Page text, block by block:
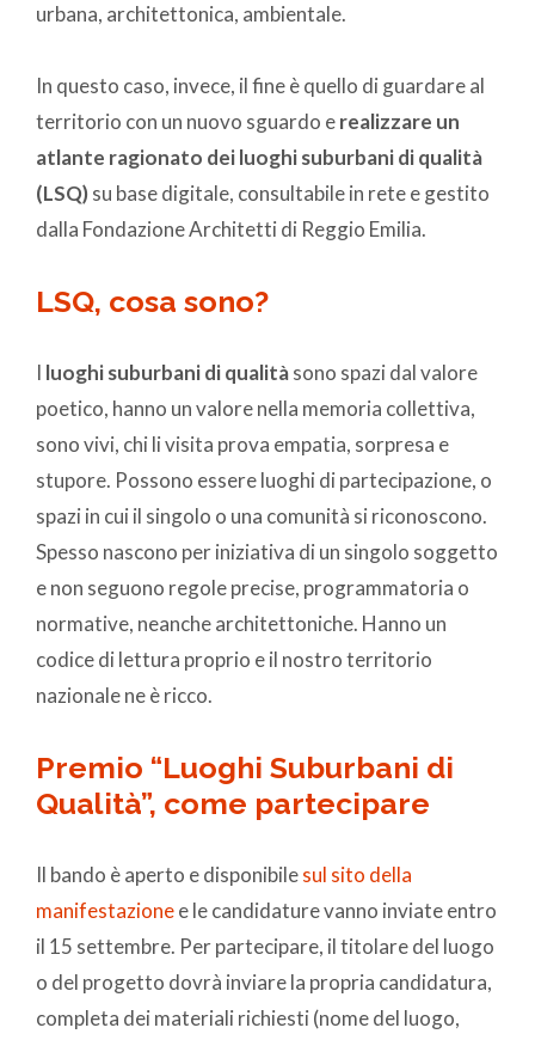
urbana, architettonica, ambientale.
In questo caso, invece, il fine è quello di guardare al
territorio con un nuovo sguardo erealizzare un
atlante ragionato dei luoghi suburbani di qualità
(LSQ)su base digitale, consultabile in rete e gestito
dalla Fondazione Architetti di Reggio Emilia.
LSQ, cosa sono?
I luoghi suburbani di qualitàsono spazi dal valore
poetico, hanno un valore nella memoria collettiva,
sono vivi, chi li visita prova empatia, sorpresa e
stupore. Possono essere luoghi di partecipazione, o
spazi in cui il singolo o una comunità si riconoscono.
Spesso nascono per iniziativa di un singolo soggetto
e non seguono regole precise, programmatoria o
normative, neanche architettoniche. Hanno un
codice di lettura proprio e il nostro territorio
nazionale ne è ricco.
Premio “Luoghi Suburbani di
Qualità”, come partecipare
Il bando è aperto e disponibilesul sito della
manifestazionee le candidature vanno inviate entro
il 15 settembre. Per partecipare, il titolare del luogo
o del progetto dovrà inviare la propria candidatura,
completa dei materiali richiesti (nome del luogo,